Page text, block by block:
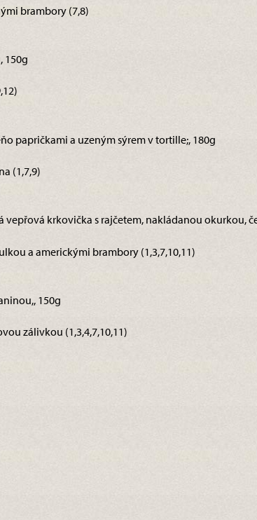
brambory (7,8)
150g
papričkami a uzeným sýrem v tortille;, 180g
(1,7,9)
vepřová krkovička s rajčetem, nakládanou okurkou,
a americkými brambory (1,3,7,10,11)
150g
zálivkou (1,3,4,7,10,11)